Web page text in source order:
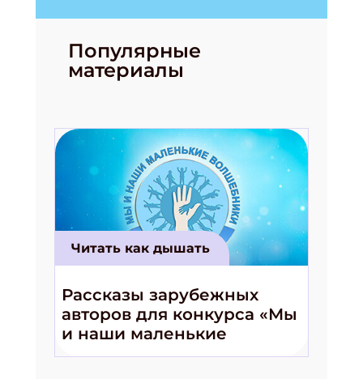
Популярные
материалы
Читать как дышать
Рассказы зарубежных
авторов для конкурса «Мы
и наши маленькие
волшебники!»